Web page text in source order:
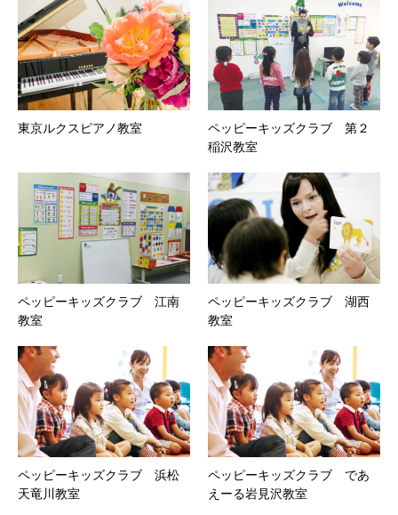
東京ルクスピアノ教室
ペッピーキッズクラブ 第２
稲沢教室
ペッピーキッズクラブ 江南
教室
ペッピーキッズクラブ 湖西
教室
ペッピーキッズクラブ 浜松
天竜川教室
ペッピーキッズクラブ であ
えーる岩見沢教室